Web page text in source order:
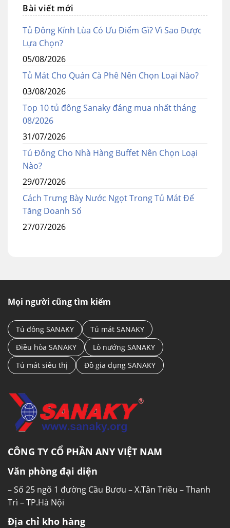
Bài viết mới
Tủ Đông Kính Lùa Có Ưu Điểm Gì? Vì Sao Được
Lựa Chọn?
05/08/2026
Tủ Mát Cho Quán Cà Phê Nên Chọn Loại Nào?
03/08/2026
Top 10 tủ đông Sanaky đáng mua nhất tháng
08/2026
31/07/2026
Tủ Đông Cho Nhà Hàng Buffet Nên Chọn Loại
Nào?
29/07/2026
Cách Trưng Bày Nước Ngọt Trong Tủ Mát Để
Tăng Doanh Số
27/07/2026
Mọi người cũng tìm kiếm
Tủ đông SANAKY
Tủ mát SANAKY
Điều hòa SANAKY
Lò nướng SANAKY
Tủ mát siêu thị
Đồ gia dụng SANAKY
CÔNG TY CỔ PHẦN ANY VIỆT NAM
Văn phòng đại diện
– Số 25 ngõ 1 đường Cầu Bươu – X.Tân Triều – Thanh
Trì – TP.Hà Nội
Địa chỉ kho hàng